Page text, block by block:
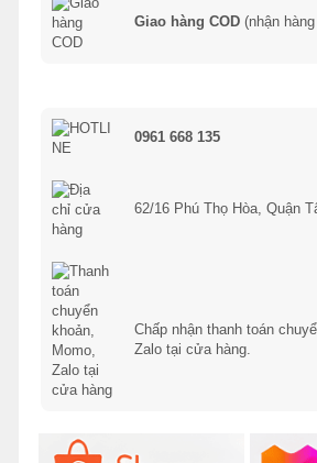
Giao hàng COD (nhận
0961 668 135
62/16 Phú Thọ Hòa, Quận
Chấp nhận thanh toán
Zalo tại cửa hàng.